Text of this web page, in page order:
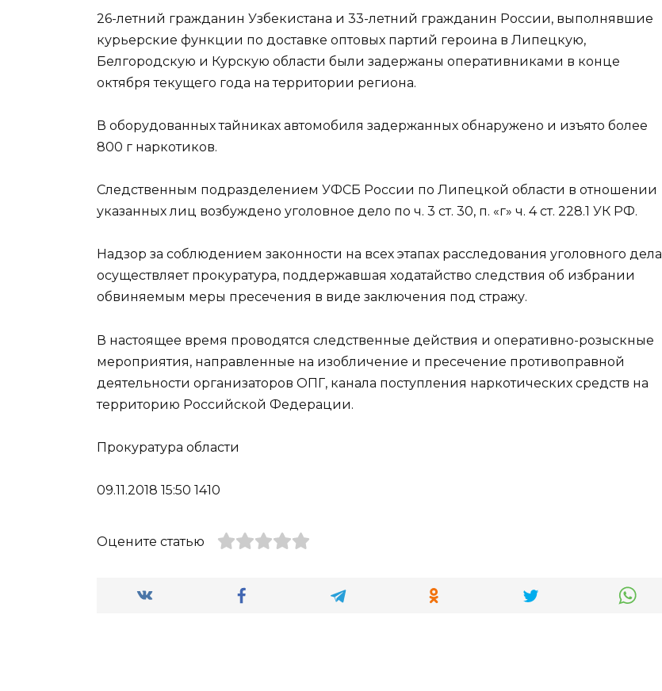
26-летний гражданин Узбекистана и 33-летний гражданин России, выполнявшие
курьерские функции по доставке оптовых партий героина в Липецкую,
Белгородскую и Курскую области были задержаны оперативниками в конце
октября текущего года на территории региона.
В оборудованных тайниках автомобиля задержанных обнаружено и изъято более
800 г наркотиков.
Следственным подразделением УФСБ России по Липецкой области в отношении
указанных лиц возбуждено уголовное дело по ч. 3 ст. 30, п. «г» ч. 4 ст. 228.1 УК РФ.
Надзор за соблюдением законности на всех этапах расследования уголовного дела
осуществляет прокуратура, поддержавшая ходатайство следствия об избрании
обвиняемым меры пресечения в виде заключения под стражу.
В настоящее время проводятся следственные действия и оперативно-розыскные
мероприятия, направленные на изобличение и пресечение противоправной
деятельности организаторов ОПГ, канала поступления наркотических средств на
территорию Российской Федерации.
Прокуратура области
09.11.2018 15:50 1410
Оцените статью